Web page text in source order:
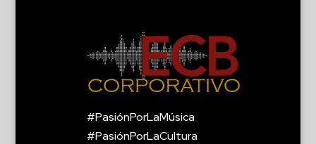
#PasiónPorLaMúsica
#PasiónPorLaCultura